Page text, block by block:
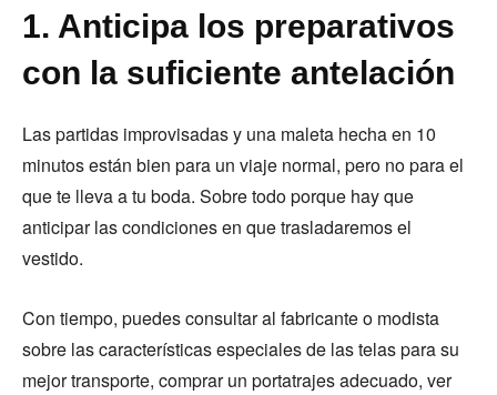
1. Anticipa los preparativos
con la suficiente antelación
Las partidas improvisadas y una maleta hecha en 10
minutos están bien para un viaje normal, pero no para el
que te lleva a tu boda. Sobre todo porque hay que
anticipar las condiciones en que trasladaremos el
vestido.
Con tiempo, puedes consultar al fabricante o modista
sobre las características especiales de las telas para su
mejor transporte, comprar un portatrajes adecuado, ver